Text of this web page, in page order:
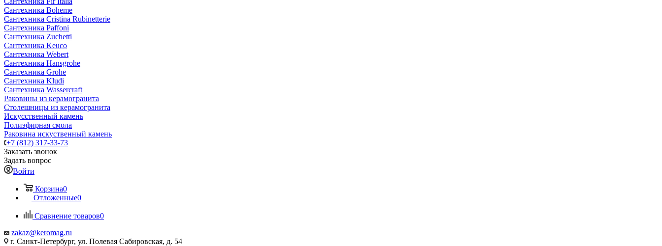
Сантехника Boheme
Сантехника Cristina Rubinetterie
Сантехника Paffoni
Сантехника Zuchetti
Сантехника Keuco
Сантехника Webert
Сантехника Hansgrohe
Сантехника Grohe
Сантехника Kludi
Сантехника Wassercraft
Раковины из керамогранита
Столешницы из керамогранита
Искусственный камень
Полиэфирная смола
Раковина искуственный камень
+7 (812) 317-33-73
Заказать звонок
Задать вопрос
Войти
Корзина0
Отложенные0
Сравнение товаров0
zakaz@keromag.ru
г. Санкт-Петербург, ул. Полевая Сабировская, д. 54